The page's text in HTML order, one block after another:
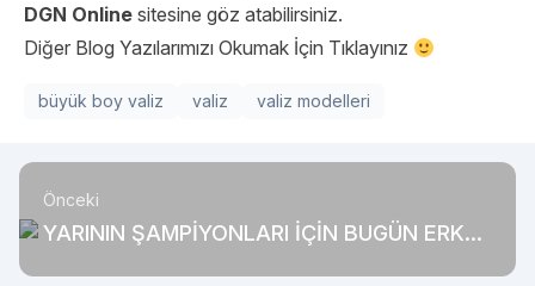
DGN Online sitesine göz atabilirsiniz.
Diğer Blog Yazılarımızı Okumak İçin Tıklayınız
büyük boy valiz valiz valiz modelleri
Önceki
YARININ ŞAMPİYONLARI İÇİN BUGÜN ERKEK